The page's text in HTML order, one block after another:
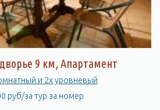
9 км, Апартамент
и 2х уровневый
руб/за тур за номер